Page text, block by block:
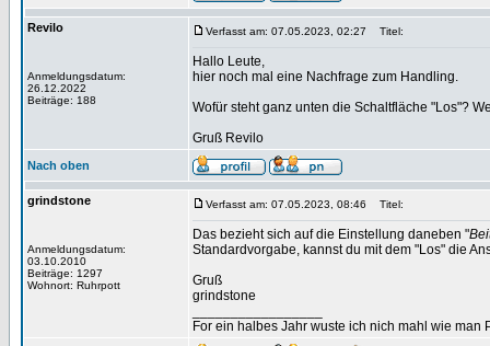
Revilo
Anmeldungsdatum:
26.12.2022
Beiträge: 188
Verfasst am: 07.05.2023, 02:27 Titel:
Hallo Leute,
hier noch mal eine Nachfrage zum Handling.
Wofür steht ganz unten die Schaltfläche "Los"?
Gruß Revilo
Nach oben
grindstone
Anmeldungsdatum:
03.10.2010
Beiträge: 1297
Wohnort: Ruhrpott
Verfasst am: 07.05.2023, 08:46 Titel:
Das bezieht sich auf die Einstellung daneben "
Standardvorgabe, kannst du mit dem "Los" die
Gruß
grindstone
For ein halbes Jahr wuste ich nich mahl wie man